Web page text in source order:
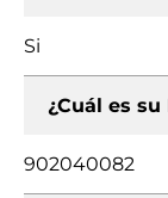
Si
¿Cuál es su
902040082